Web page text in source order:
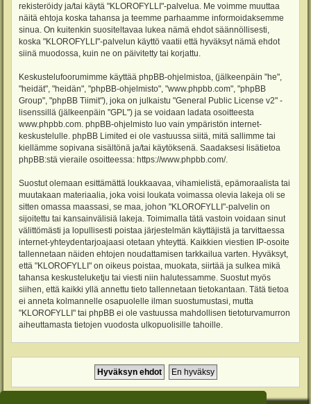
rekisteröidy ja/tai käytä "KLOROFYLLI"-palvelua. Me voimme muuttaa
näitä ehtoja koska tahansa ja teemme parhaamme informoidaksemme
sinua. On kuitenkin suositeltavaa lukea nämä ehdot säännöllisesti,
koska "KLOROFYLLI"-palvelun käyttö vaatii että hyväksyt nämä ehdot
siinä muodossa, kuin ne on päivitetty tai korjattu.
Keskustelufoorumimme käyttää phpBB-ohjelmistoa, (jälkeenpäin "he",
"heidät", "heidän", "phpBB-ohjelmisto", "www.phpbb.com", "phpBB
Group", "phpBB Tiimit"), joka on julkaistu "General Public License v2" -
lisenssillä (jälkeenpäin "GPL") ja se voidaan ladata osoitteesta
www.phpbb.com . phpBB-ohjelmisto luo vain ympäristön internet-
keskustelulle. phpBB Limited ei ole vastuussa siitä, mitä sallimme tai
kiellämme sopivana sisältönä ja/tai käytöksenä. Saadaksesi lisätietoa
phpBB:stä vieraile osoitteessa: https://www.phpbb.com/.
Suostut olemaan esittämättä loukkaavaa, vihamielistä, epämoraalista tai
muutakaan materiaalia, joka voisi loukata voimassa olevia lakeja oli se
sitten omassa maassasi, se maa, johon "KLOROFYLLI"-palvelin on
sijoitettu tai kansainvälisiä lakeja. Toimimalla tätä vastoin voidaan sinut
välittömästi ja lopullisesti poistaa järjestelmän käyttäjistä ja tarvittaessa
internet-yhteydentarjoajaasi otetaan yhteyttä. Kaikkien viestien IP-osoite
tallennetaan näiden ehtojen noudattamisen tarkkailua varten. Hyväksyt,
että "KLOROFYLLI" on oikeus poistaa, muokata, siirtää ja sulkea mikä
tahansa keskusteluketju tai viesti niin halutessamme. Suostut myös
siihen, että kaikki yllä annettu tieto tallennetaan tietokantaan. Tätä tietoa
ei anneta kolmannelle osapuolelle ilman suostumustasi, mutta
"KLOROFYLLI" tai phpBB ei ole vastuussa mahdollisen tietoturvamurron
aiheuttamasta tietojen vuodosta ulkopuolisille tahoille.